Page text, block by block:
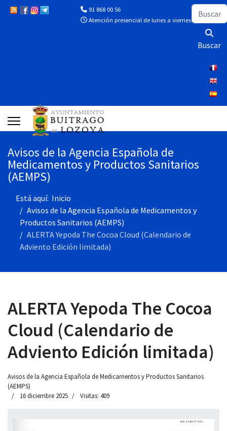
91 868 00 56
Atención presencial de lunes a viernes de 10:00 a
Buscar
Buscar
Avisos de la Agencia Española de
Medicamentos y Productos Sanitarios
(AEMPS)
Está aquí: Inicio
Avisos de la Agencia Española de Medicamentos y
Productos Sanitarios (AEMPS)
ALERTA Yepoda The Cocoa Cloud (Calendario de
Adviento Edición limitada)
ALERTA Yepoda The Cocoa
Cloud (Calendario de
Adviento Edición limitada)
Avisos de la Agencia Española de Medicamentos y Productos Sanitarios
(AEMPS)
16 diciembre 2025
Visitas: 409